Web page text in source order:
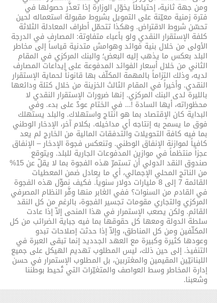
ومن جهة ثانية، إحتياطاً يخوّل الوزارة إذا تعذَّر حصولها في
فترة زمنية معيّنة على التمويل بشروط مقبولة استعماله لحين
تحسّن شروط الاقتراض. وهكذا تتحمّل أطراف المعادلة الثلاثة
كلفة الإستقرار النقدي ولو بأعباء متفاوتة: المصارف في الدرجة
الأولى من خلال بنية فوائد وهوامش متدنية قياساً إلى مخاطر
البلد بعكس ما يذهب إليه البعض؛ والبنك المركزي في المقام
الثاني من خلال أسعار الفوائد المدفوعة على إيداعات المصارف
لديه، وذلك التزاماً بالمهمة المكلّف بها قانوناً لحماية الإستقرار
النقدي. وأخيراً في المقام الثالث الخزينة من خلال كتلة ودائعها
بالليرة لدى البنك المركزي. إنها ضرورات الإستقرار النقدي لا
محظوراته، أيها السادة !... في الختام عودٌ على بدء. وفي
البداية كان الإقتصاد بما هو انتاج واستهلاك. والبلد يستهلك
فوق ما يسمح به إنتاجه أي مداخيله. بكلام آخر، الإدخار الوطني
بما فيه كافة التحويلات والتدفقات المالية من الخارج لم يعد
كافياً لموازنة الإنفاق الوطني. وتنعكس فجوة الإدخار – الإنفاق
عجزاً منتظماً في موازين المدفوعات الجارية للبلد. ويتوقع
صندوق النقد الدولي أن تستمرّ هذه الفجوة بما لا يقلّ عن 15%
من الناتج المحلي الإجمالي، أي ما يعادل ضمن المعطيات
القائمة 7 إلى 8 مليارات دولار سنوياً. فكيف نموِّل هذه الفجوة
في القادم من السنوات؟ ففي الغابر منها وفَّر النظام المصرفي
المركزي والتجاري مقومات تجسير الفجوة، بالرغم من كل النقد
القائم. ولكن يصعب الإستمرار في هذا المنحى إلاّ إذا عادت
سلطة الدولة ومعها كل حقوقها بما فيه جباية الضرائب من كل
المكلّفين ومن كل المناطق، وإلاّ إذا حدثت إصلاحات تبدو
وعودها كثيرة وكبيرة مع العهد الجدديد إنما تبقى العبرة في
التنفيذ. إلى حين ذلك، ليس المطلوب تهديم الهيكل على جميع
اللبنانيّين المقيمين والمغتربين، بل المطلوب الإستمرار في حسن
إدارة المخاطر وسط العواصف والمتغيّرات التي تُحيط بوطننا
وشعبنا.